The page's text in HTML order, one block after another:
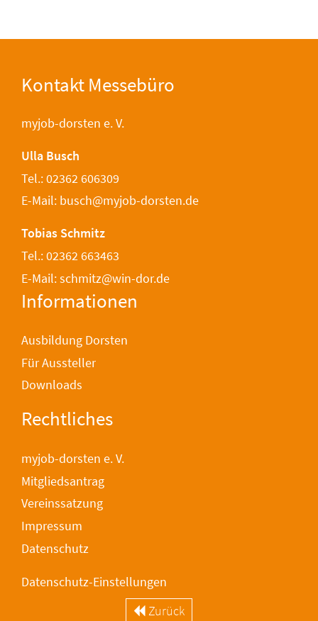
Zurück
Kontakt Messebüro
myjob-dorsten e. V.
Ulla Busch
Tel.: 02362 606309
E-Mail: busch@myjob-dorsten.de
Tobias Schmitz
Tel.: 02362 663463
E-Mail: schmitz@win-dor.de
Informationen
Ausbildung Dorsten
Für Aussteller
Downloads
Rechtliches
myjob-dorsten e. V.
Mitgliedsantrag
Vereinssatzung
Impressum
Datenschutz
Datenschutz-Einstellungen